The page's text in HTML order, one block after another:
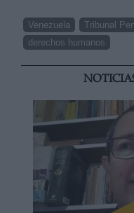
Venezuela Tribunal
derechos humanos